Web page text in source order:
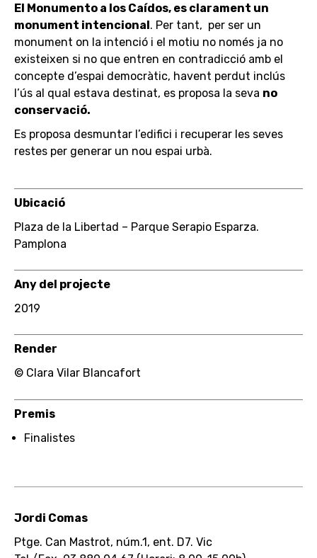
El Monumento a los Caídos, es clarament un
monument intencional. Per tant, per ser un
monument on la intenció i el motiu no només ja no
existeixen si no que entren en contradicció amb el
concepte d’espai democràtic, havent perdut inclús
l’ús al qual estava destinat, es proposa la seva no
conservació.
Es proposa desmuntar l’edifici i recuperar les seves
restes per generar un nou espai urbà.
Ubicació
Plaza de la Libertad – Parque Serapio Esparza.
Pamplona
Any del projecte
2019
Render
© Clara Vilar Blancafort
Premis
Finalistes
Jordi Comas
Ptge. Can Mastrot, núm.1, ent. D7. Vic